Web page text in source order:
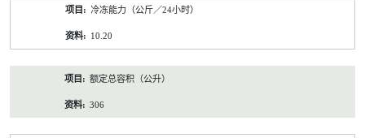
冷冻能力（公斤／24小时）
10.20
额定总容积（公升）
306